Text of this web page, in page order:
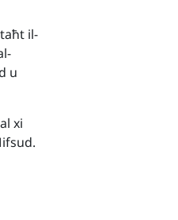
il-
u
xi